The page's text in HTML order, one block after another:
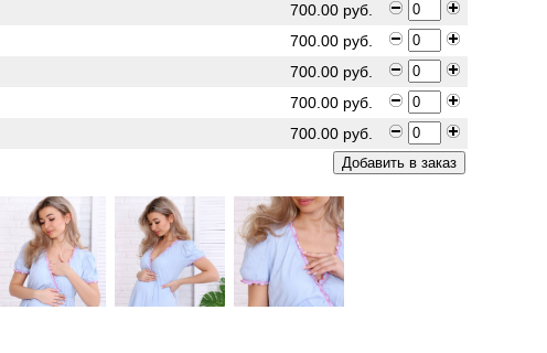
700.00 руб.
700.00 руб.
700.00 руб.
700.00 руб.
700.00 руб.